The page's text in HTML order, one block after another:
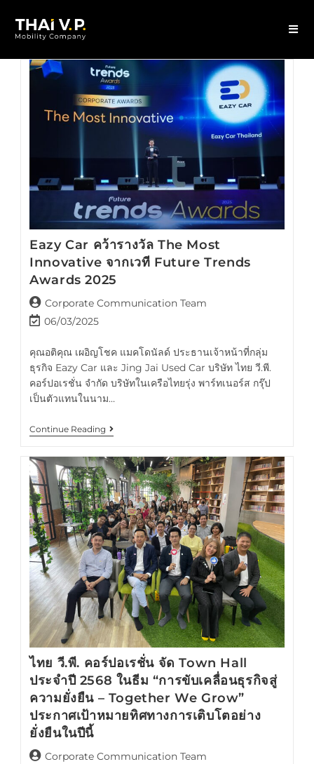
Eazy Car คว้ารางวัล The Most
Innovative จากเวที Future Trends
Awards 2025
Corporate Communication Team
06/03/2025
คุณอติคุณ เผอิญโชค แมคโดนัลด์ ประธานเจ้าหน้าที่กลุ่ม
ธุรกิจ Eazy Car และ Jing Jai Used Car บริษัท ไทย วี.พี.
คอร์ปอเรชั่น จำกัด บริษัทในเครือไทยรุ่ง พาร์ทเนอร์ส กรุ๊ป
เป็นตัวแทนในนาม…
Continue Reading
ไทย วี.พี. คอร์ปอเรชั่น จัด Town Hall
ประจำปี 2568 ในธีม “การขับเคลื่อนธุรกิจสู่
ความยั่งยืน – Together We Grow”
ประกาศเป้าหมายทิศทางการเติบโตอย่าง
ยั่งยืนในปีนี้
Corporate Communication Team